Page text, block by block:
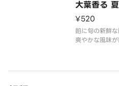
大葉香る
¥520
餡に旬の新鮮
爽やかな風味